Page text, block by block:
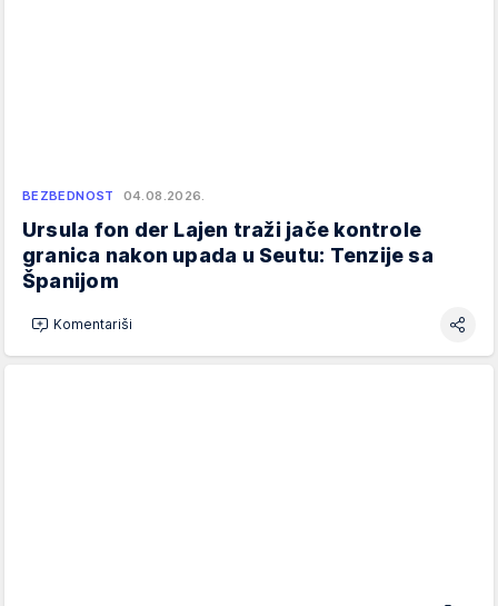
BEZBEDNOST 04.08.2026.
Ursula fon der Lajen traži jače kontrole
granica nakon upada u Seutu: Tenzije sa
Španijom
Komentariši